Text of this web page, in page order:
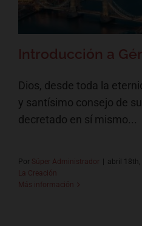
Introducción a
Dios, desde toda la
y santísimo consejo de
decretado en sí mismo...
Por Súper Administrador abril 18th,
La Creación
Más información